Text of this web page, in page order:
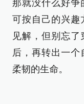
那就没什么好争
可按自己的兴趣
见解，但别忘
后，再转出一个
柔韧的生命。